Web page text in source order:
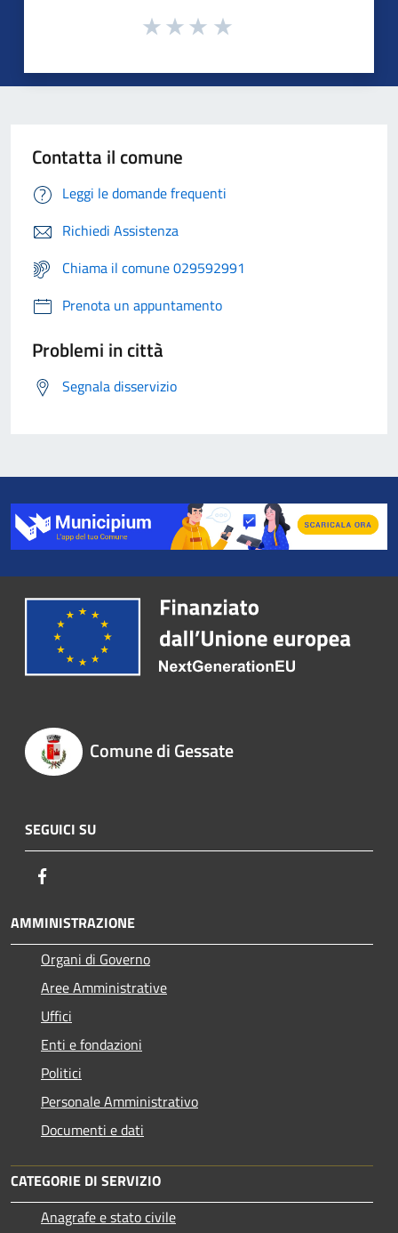
Contatta il comune
Leggi le domande frequenti
Richiedi Assistenza
Chiama il comune 029592991
Prenota un appuntamento
Problemi in città
Segnala disservizio
Comune di Gessate
SEGUICI SU
AMMINISTRAZIONE
Organi di Governo
Aree Amministrative
Uffici
Enti e fondazioni
Politici
Personale Amministrativo
Documenti e dati
CATEGORIE DI SERVIZIO
Anagrafe e stato civile